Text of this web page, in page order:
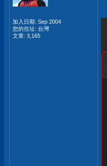
加入日期: Sep 2004
您的住址: 台灣
文章: 3,165